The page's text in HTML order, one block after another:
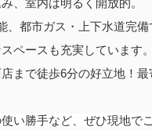
都市ガス・上下水道完備
ペースも充実しています。
まで徒歩6分の好立地！ 最
い勝手など、ぜひ現地で